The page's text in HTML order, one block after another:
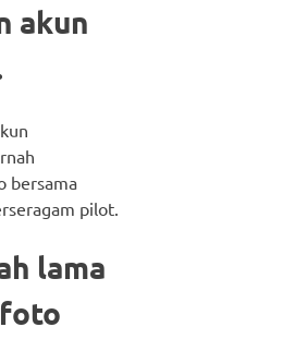
akun
bersama
pilot.
lama